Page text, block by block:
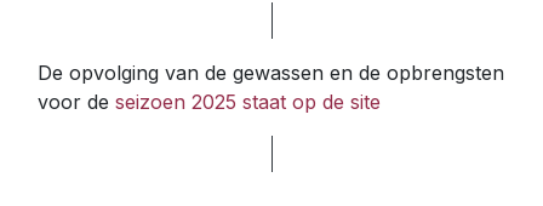
De opvolging van de gewassen en de opbrengsten
voor de seizoen 2025 staat op de site